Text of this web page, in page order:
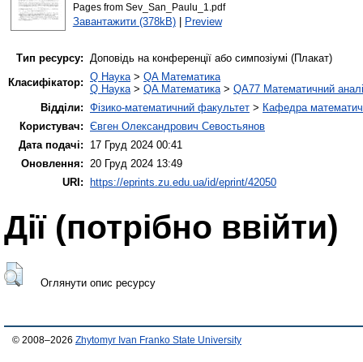
Pages from Sev_San_Paulu_1.pdf
Завантажити (378kB)| Preview
Тип ресурсу: Доповідь на конференції або симпозіумі (Плакат)
Класифікатор: Q Наука> QA Математика
Q Наука> QA Математика> QA77 Математичний
Відділи: Фізико-математичний факультет > Кафедра
Користувач: Євген Олександрович Севостьянов
Дата подачі:
17 Груд 2024 00:41
Оновлення: 20 Груд 2024 13:49
URI:
https://eprints.zu.edu.ua/id/eprint/42050
Дії ​​(потрібно ввійти)
Оглянути опис ресурсу
© 2008–2026 Zhytomyr Ivan Franko State University